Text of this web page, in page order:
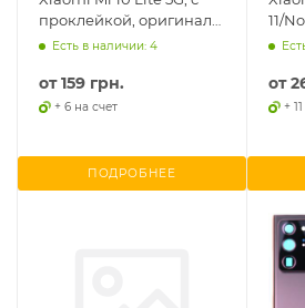
проклейкой, оригинал
PRCЕсть в наличии: 4
от159 грн.
+ 6 на счет
ПОДРОБНЕЕ
11/
от
+